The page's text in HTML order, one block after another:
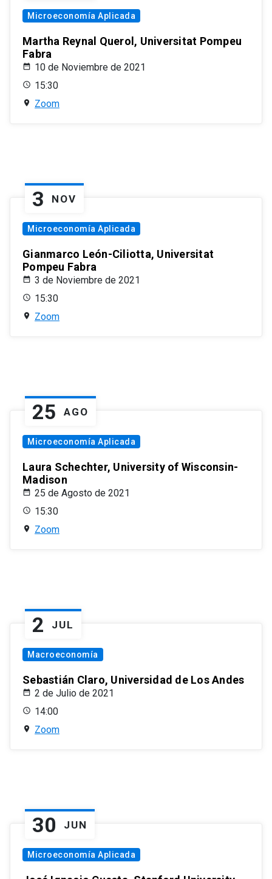
Microeconomía Aplicada
Martha Reynal Querol, Universitat Pompeu
Fabra
10 de Noviembre de 2021
15:30
Zoom
3 NOV
Microeconomía Aplicada
Gianmarco León-Ciliotta, Universitat
Pompeu Fabra
3 de Noviembre de 2021
15:30
Zoom
25 AGO
Microeconomía Aplicada
Laura Schechter, University of Wisconsin-
Madison
25 de Agosto de 2021
15:30
Zoom
2 JUL
Macroeconomía
Sebastián Claro, Universidad de Los Andes
2 de Julio de 2021
14:00
Zoom
30 JUN
Microeconomía Aplicada